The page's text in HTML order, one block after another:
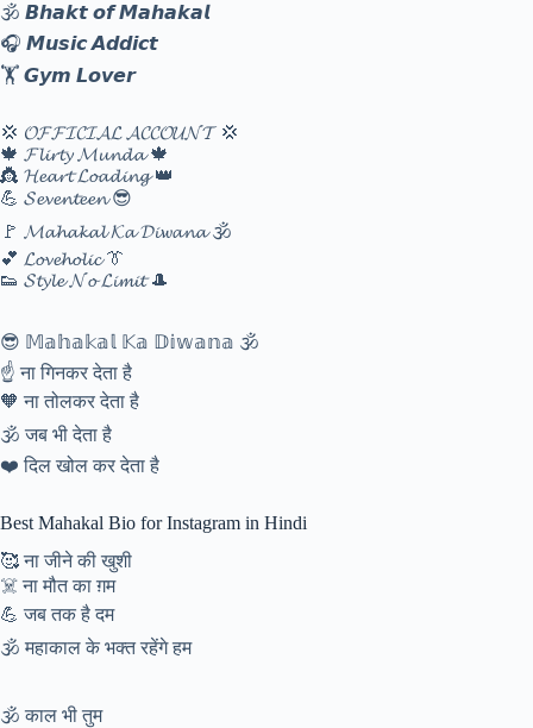
🕉️ 𝘽𝙝𝙖𝙠𝙩 𝙤𝙛 𝙈𝙖𝙝𝙖𝙠𝙖𝙡
🎧 𝙈𝙪𝙨𝙞𝙘 𝘼𝙙𝙙𝙞𝙘𝙩
🏋️ 𝙂𝙮𝙢 𝙇𝙤𝙫𝙚𝙧
💢 𝓞𝓕𝓕𝓘𝓒𝓘𝓐𝓛 𝓐𝓒𝓒𝓞𝓤𝓝𝓣 💢
🍁 𝓕𝓵𝓲𝓻𝓽𝔂 𝓜𝓾𝓷𝓭𝓪 🍁
👸 𝓗𝓮𝓪𝓻𝓽 𝓛𝓸𝓪𝓭𝓲𝓷𝓰 👑
💪 𝓢𝓮𝓿𝓮𝓷𝓽𝓮𝓮𝓷 😎
🚩 𝓜𝓪𝓱𝓪𝓴𝓪𝓵 𝓚𝓪 𝓓𝓲𝔀𝓪𝓷𝓪 🕉️
💕 𝓛𝓸𝓿𝓮𝓱𝓸𝓵𝓲𝓬 👔
👟 𝓢𝓽𝔂𝓵𝓮 𝓝𝓸 𝓛𝓲𝓶𝓲𝓽 🎩
😎 𝕄𝕒𝕙𝕒𝕜𝕒𝕝 𝕂𝕒 𝔻𝕚𝕨𝕒𝕟𝕒 🕉️
☝️ ना गिनकर देता है
🧡 ना तोलकर देता है
🕉️ जब भी देता है
❤️ दिल खोल कर देता है
Best Mahakal Bio for Instagram in Hindi
🥰 ना जीने की खुशी
☠️ ना मौत का ग़म
💪 जब तक है दम
🕉️ महाकाल के भक्त रहेंगे हम
🕉️ काल भी तुम